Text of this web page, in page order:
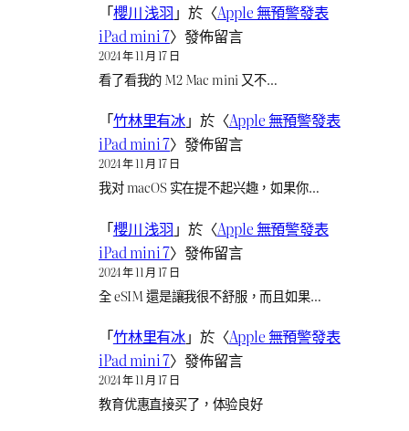
「櫻川 浅羽 」於〈Apple 無預警發表
iPad mini 7〉發佈留言
2024 年 11 月 17 日
看了看我的 M2 Mac mini 又不…
「竹林里有冰」於〈Apple 無預警發表
iPad mini 7〉發佈留言
2024 年 11 月 17 日
我对 macOS 实在提不起兴趣，如果你…
「櫻川 浅羽 」於〈Apple 無預警發表
iPad mini 7〉發佈留言
2024 年 11 月 17 日
全 eSIM 還是讓我很不舒服，而且如果…
「竹林里有冰」於〈Apple 無預警發表
iPad mini 7〉發佈留言
2024 年 11 月 17 日
教育优惠直接买了，体验良好